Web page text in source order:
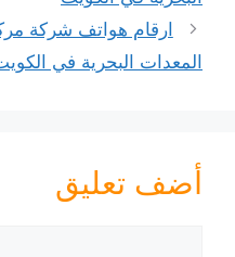
ارقام هواتف شركة
المعدات البحرية في
أضف تعليق